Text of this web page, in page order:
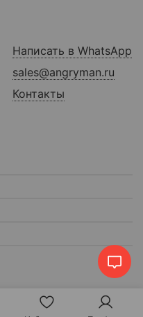
Написать в WhatsApp
sales@angryman.ru
Контакты